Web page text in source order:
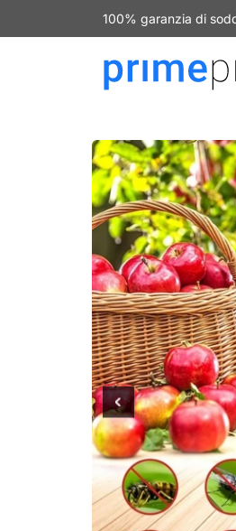
100% garanzia di